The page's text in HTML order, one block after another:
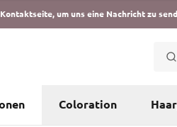
um uns eine Nachricht zu
Coloration